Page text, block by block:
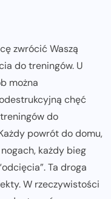
zwrócić Waszą
do treningów. U
można
chęć
do
powrót do domu,
każdy bieg
Ta droga
W rzeczywistości